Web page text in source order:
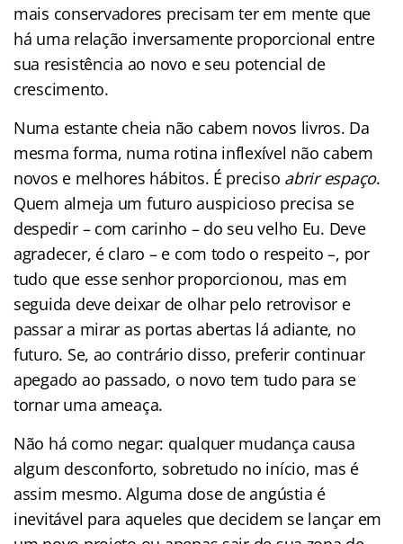
mais conservadores precisam ter em mente que
há uma relação inversamente proporcional entre
sua resistência ao novo e seu potencial de
crescimento.
Numa estante cheia não cabem novos livros. Da
mesma forma, numa rotina inflexível não cabem
novos e melhores hábitos. É preciso abrir espaço.
Quem almeja um futuro auspicioso precisa se
despedir – com carinho – do seu velho Eu. Deve
agradecer, é claro – e com todo o respeito –, por
tudo que esse senhor proporcionou, mas em
seguida deve deixar de olhar pelo retrovisor e
passar a mirar as portas abertas lá adiante, no
futuro. Se, ao contrário disso, preferir continuar
apegado ao passado, o novo tem tudo para se
tornar uma ameaça.
Não há como negar: qualquer mudança causa
algum desconforto, sobretudo no início, mas é
assim mesmo. Alguma dose de angústia é
inevitável para aqueles que decidem se lançar em